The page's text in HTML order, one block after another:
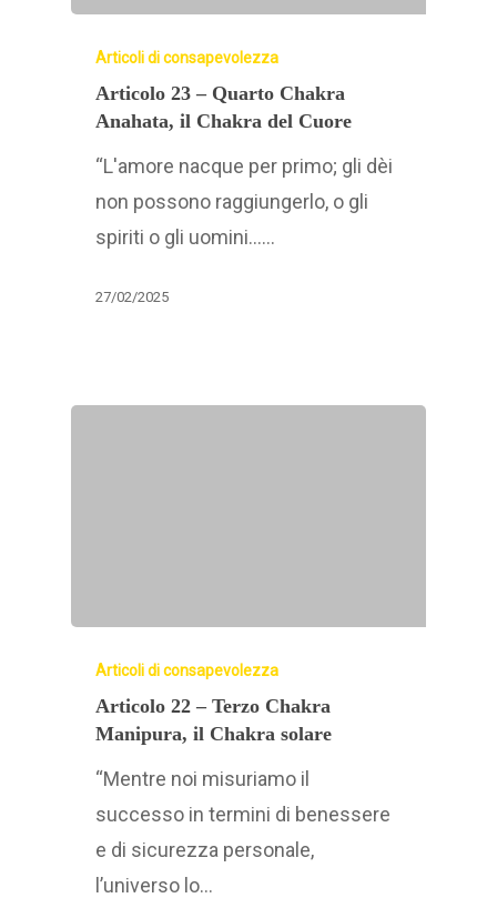
Articoli di consapevolezza
Articolo 23 – Quarto Chakra
Anahata, il Chakra del Cuore
“L'amore nacque per primo; gli dèi
non possono raggiungerlo, o gli
spiriti o gli uomini……
27/02/2025
Articoli di consapevolezza
Articolo 22 – Terzo Chakra
Manipura, il Chakra solare
“Mentre noi misuriamo il
successo in termini di benessere
e di sicurezza personale,
l’universo lo…